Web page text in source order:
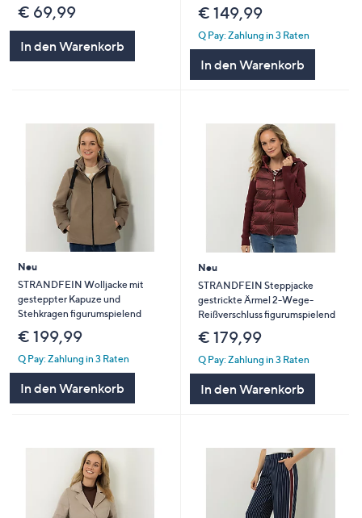
€ 69,99
In den Warenkorb
€ 149,99
Q Pay: Zahlung in 3 Raten
In den Warenkorb
Neu
STRANDFEIN Wolljacke mit
gesteppter Kapuze und
Stehkragen figurumspielend
€ 199,99
Q Pay: Zahlung in 3 Raten
In den Warenkorb
Neu
STRANDFEIN Steppjacke
gestrickte Ärmel 2-Wege-
Reißverschluss figurumspielend
€ 179,99
Q Pay: Zahlung in 3 Raten
In den Warenkorb